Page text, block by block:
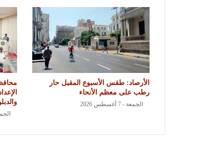
الأرصاد: طقس الأسبوع المقبل حار
رطب على معظم الأنحاء
الجمعة - 7 أغسطس 2026
الجمعة